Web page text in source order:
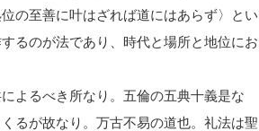
の至善に叶はざれば道にはあらず〉とい
るのが法であり、時代と場所と地位にお
よるべき所なり。五倫の五典十義是な
るが故なり。万古不易の道也。礼法は聖